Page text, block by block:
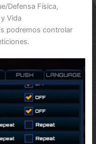
Defensa Física,
Vida
podremos controlar